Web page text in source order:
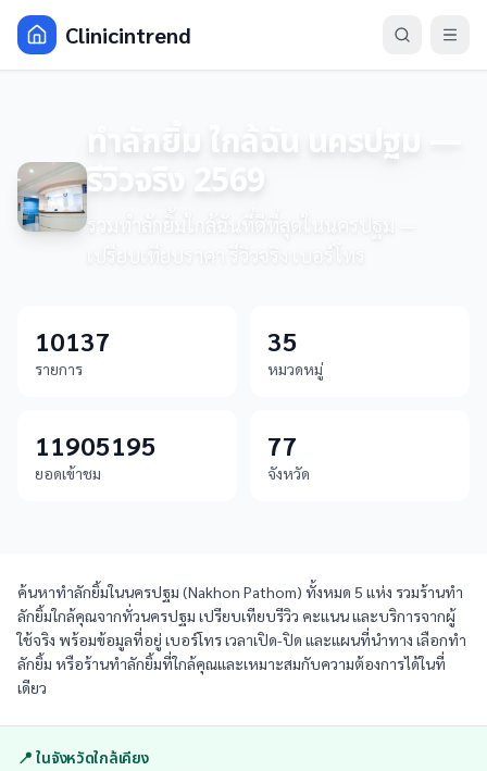
Clinicintrend
ทำลักยิ้ม ใกล้ฉัน นครปฐม —
รีวิวจริง 2569
รวมทำลักยิ้มใกล้ฉันที่ดีที่สุดในนครปฐม —
เปรียบเทียบราคา รีวิวจริง เบอร์โทร
10137
รายการ
35
หมวดหมู่
11905195
ยอดเข้าชม
77
จังหวัด
ค้นหาทำลักยิ้มในนครปฐม (Nakhon Pathom) ทั้งหมด 5 แห่ง รวมร้านทำ
ลักยิ้มใกล้คุณจากทั่วนครปฐม เปรียบเทียบรีวิว คะแนน และบริการจากผู้
ใช้จริง พร้อมข้อมูลที่อยู่ เบอร์โทร เวลาเปิด-ปิด และแผนที่นำทาง เลือกทำ
ลักยิ้ม หรือร้านทำลักยิ้มที่ใกล้คุณและเหมาะสมกับความต้องการได้ในที่
เดียว
📍 ในจังหวัดใกล้เคียง